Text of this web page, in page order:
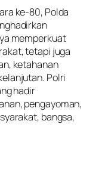
ke-80, Polda
memperkuat
tetapi juga
ketahanan
Polri
hadir
pengayoman,
bangsa,